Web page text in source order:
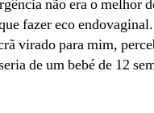
não era o melhor
fazer eco
virado para mim,
de um bebé de 12